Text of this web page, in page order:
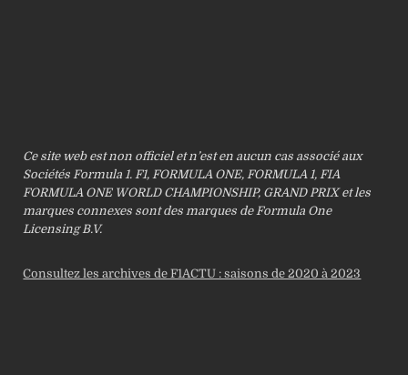
Ce site web est non officiel et n’est en aucun cas associé aux
Sociétés Formula 1. F1, FORMULA ONE, FORMULA 1, FIA
FORMULA ONE WORLD CHAMPIONSHIP, GRAND PRIX et les
marques connexes sont des marques de Formula One
Licensing B.V.
Consultez les archives de F1ACTU : saisons de 2020 à 2023